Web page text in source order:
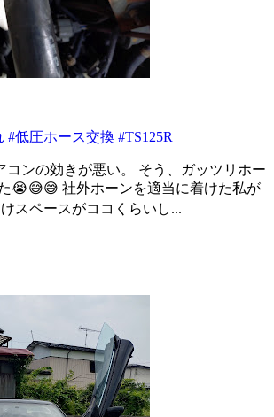
#低圧ホース交換 #TS125R
コンの効きが悪い。 そう、ガッツリホー
😭😅😅 社外ホーンを適当に着けた私が
けスペースがココくらいし...